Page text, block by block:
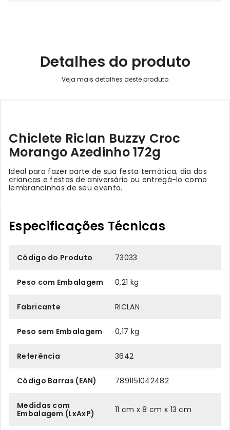
Detalhes do produto
Chiclete Riclan Buzzy Croc
Morango Azedinho 172g
Ideal para fazer parte de sua festa temática, dia das
crianças e festas de aniversário ou entregá-lo como
lembrancinhas de seu evento.
Especificações Técnicas
Código do Produto 73033
Peso com Embalagem 0,21 kg
Fabricante RICLAN
Peso sem Embalagem 0,17 kg
Referência 3642
Código Barras (EAN) 7891151042482
Medidas com
Embalagem (LxAxP)
11 cm x 8 cm x 13 cm